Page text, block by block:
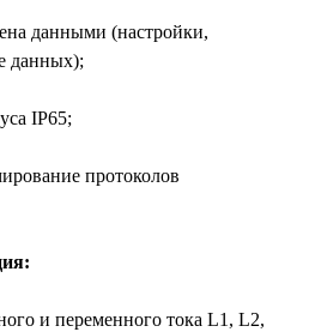
данными (настройки,
данных);
IP65;
протоколов
и переменного тока L1, L2,